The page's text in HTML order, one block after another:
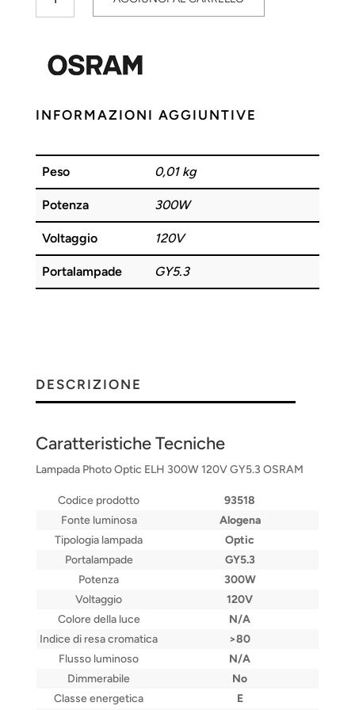
Optic
120V
GY5.3
quantità
INFORMAZIONI AGGIUNTIVE
Peso 0,01 kg
Potenza 300W
Voltaggio 120V
Portalampade GY5.3
DESCRIZIONE
Caratteristiche Tecniche
Lampada Photo Optic ELH 300W 120V GY5.3 OSRAM
Codice prodotto
93518
Fonte luminosa
Alogena
Tipologia lampada
Optic
Portalampade
GY5.3
Potenza
300W
Voltaggio
120V
Colore della luce
N/A
Indice di resa cromatica
>80
Flusso luminoso
N/A
Dimmerabile
No
Classe energetica
E